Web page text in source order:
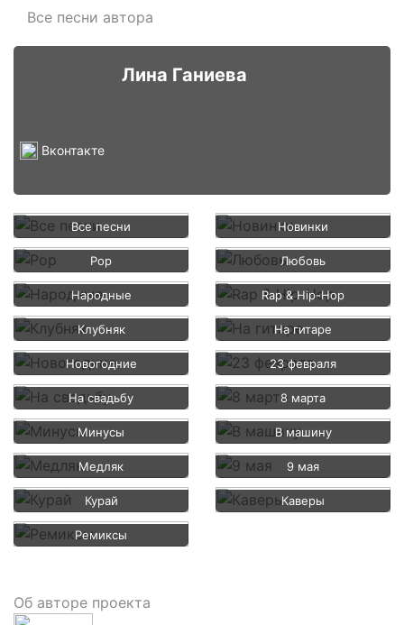
Все песни автора
Лина Ганиева
Вконтакте
Все песни Новинки
Pop Любовь
Народные Rap & Hip-Hop
Клубняк На гитаре
Новогодние 23 февраля
На свадьбу 8 марта
Минусы В машину
Медляк 9 мая
Курай Каверы
Ремиксы
Об авторе проекта